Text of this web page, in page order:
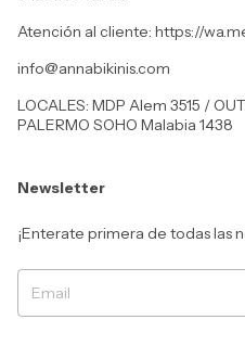
Atención al cliente: https://
info@annabikinis.com
LOCALES: MDP Alem 3515 /
PALERMO SOHO Malabia 1438
Newsletter
¡Enterate primera de todas las